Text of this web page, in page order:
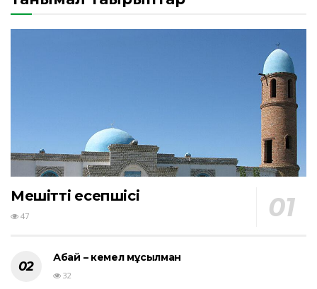
Мешіттің есепшісі
47
Абай – кемел мұсылман
32